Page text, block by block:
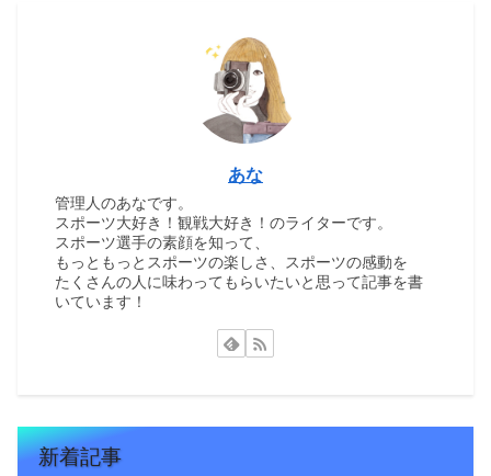
あな
管理人のあなです。
スポーツ大好き！観戦大好き！のライターです。
スポーツ選手の素顔を知って、
もっともっとスポーツの楽しさ、スポーツの感動を
たくさんの人に味わってもらいたいと思って記事を書
いています！
新着記事